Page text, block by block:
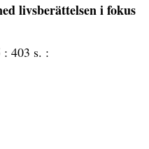
livsberättelsen i fokus
: 403 s. :